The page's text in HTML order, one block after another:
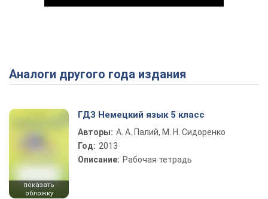
Play Video
Аналоги другого года издания
показать
обложку
ГДЗ Немецкий язык 5 класс
Авторы: А. А. Палий, М. Н. Сидоренко
Год: 2013
Описание: Рабочая тетрадь